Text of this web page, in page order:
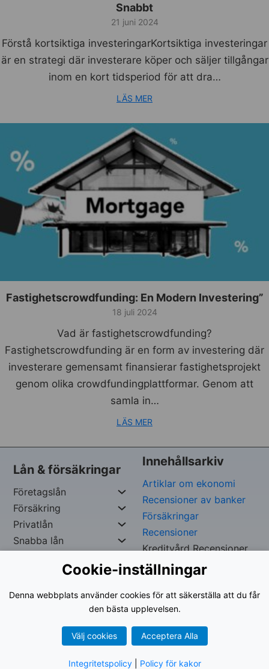
Cookie-inställningar
Denna webbplats använder cookies för att säkerställa att du får
den bästa upplevelsen.
Välj cookies Acceptera Alla
Integritetspolicy| Policy för kakor
Snabbt
21 juni 2024
Förstå kortsiktiga investeringarKortsiktiga investeringar
är en strategi där investerare köper och säljer tillgångar
inom en kort tidsperiod för att dra…
LÄS MER
Fastighetscrowdfunding: En Modern Investering”
18 juli 2024
Vad är fastighetscrowdfunding?
Fastighetscrowdfunding är en form av investering där
investerare gemensamt finansierar fastighetsprojekt
genom olika crowdfundingplattformar. Genom att
samla in…
LÄS MER
Lån & försäkringar
Företagslån
Försäkring
Privatlån
Snabba lån
Innehållsarkiv
Artiklar om ekonomi
Recensioner av banker
Försäkringar
Recensioner
Kreditvård Recensioner
Copywrite Reserverad av Iskef George –
Org. nr:
961024-9535